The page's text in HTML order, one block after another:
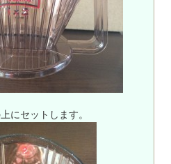
にセットします。